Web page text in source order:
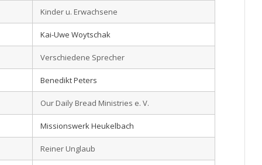
Kinder u. Erwachsene
Kai-Uwe Woytschak
Verschiedene Sprecher
Benedikt Peters
Our Daily Bread Ministries e. V.
Missionswerk Heukelbach
Reiner Unglaub